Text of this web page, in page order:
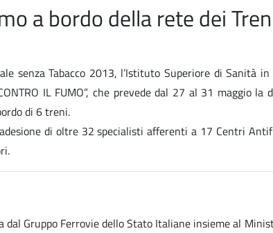
a bordo della rete dei
senza Tabacco 2013, l’Istituto Superiore di
IL FUMO”, che prevede dal 27 al 31
di 6 treni.
di oltre 32 specialisti afferenti a 17 Centri
dal Gruppo Ferrovie dello Stato Italiane insieme al